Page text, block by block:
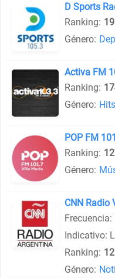
D Sports
Ranking:
Género:
Activa FM
Ranking:
Género: Hits
POP FM
Ranking:
Género:
CNN Radio
Indicativo:
Ranking:
Género: